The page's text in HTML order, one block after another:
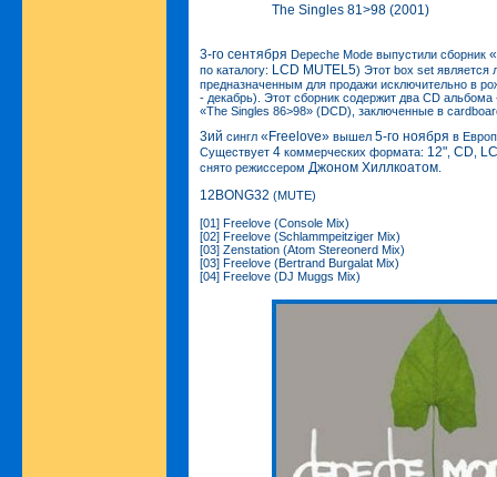
The Singles 81>98 (2001)
3-го сентября Depeche Mode выпустили сборник
по каталогу: LCD MUTEL5) Этот box set является
предназначенным для продажи исключительно в
- декабрь). Этот сборник содержит два CD
«The Singles 86>98» (DCD), заключенные в
3ий сингл «Freelove» вышел 5-го ноября в
Существует 4 коммерческих формата: 12" CD
снято режиссером Джоном Хиллкоатом
12BONG32 (MUTE)
[01] Freelove (Console Mix)
[02] Freelove (Schlammpeitziger Mix)
[03] Zenstation (Atom Stereonerd Mix)
[03] Freelove (Bertrand Burgalat Mix)
[04] Freelove (DJ Muggs Mix)